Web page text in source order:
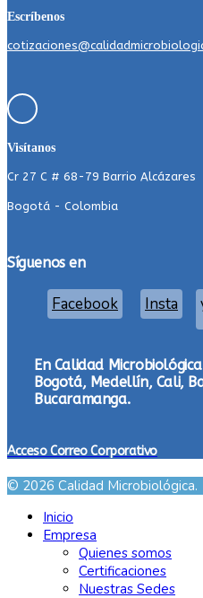
Escríbenos
Visítanos
Cr 27 C # 68-79 Barrio Alcázares
Bogotá - Colombia
Síguenos en
Facebook Insta
En Calidad
Bogotá, Medellín, Cali,
Bucaramanga.
Acceso Correo Corporativo
© 2026 Calidad Microbiológica.
Inicio
Empresa
Quienes somos
Certificaciones
Nuestras Sedes